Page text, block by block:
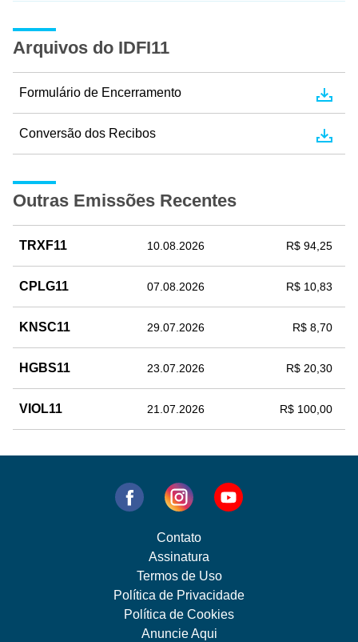
Arquivos do IDFI11
Formulário de Encerramento
Conversão dos Recibos
Outras Emissões Recentes
TRXF11 10.08.2026 R$ 94,25
CPLG11 07.08.2026 R$ 10,83
KNSC11 29.07.2026 R$ 8,70
HGBS11 23.07.2026 R$ 20,30
VIOL11 21.07.2026 R$ 100,00
Contato
Assinatura
Termos de Uso
Política de Privacidade
Política de Cookies
Anuncie Aqui